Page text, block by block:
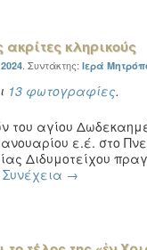
ακρίτες κληρικούς
Συντάκτης: Ιερά
13 φωτογραφίες.
του αγίου
ε.έ. στο
Διδυμοτείχου
Συνέχεια →